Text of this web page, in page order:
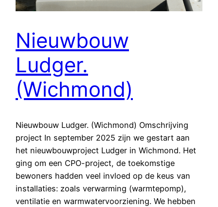
Nieuwbouw
Ludger.
(Wichmond)
Nieuwbouw Ludger. (Wichmond) Omschrijving
project In september 2025 zijn we gestart aan
het nieuwbouwproject Ludger in Wichmond. Het
ging om een CPO-project, de toekomstige
bewoners hadden veel invloed op de keus van
installaties: zoals verwarming (warmtepomp),
ventilatie en warmwatervoorziening. We hebben